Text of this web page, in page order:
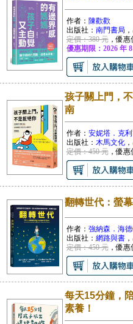
作者： 陳歡歡
出版社： 南門書局
定價：380 元，優惠
優惠期限：2026 年
孩子關上門，
南
作者： 安妮塔．克
出版社： 木馬文化
定價：450 元，優惠
翻轉世代：螢
作者： 強納森．海
出版社： 網路與書
定價：450 元，優惠
每天15分鐘，
素養！